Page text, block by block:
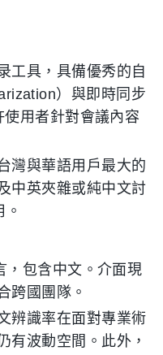
工具，具備優秀的自
）與即時同步
用者針對會議內容
灣與華語用戶最大的
中英夾雜或純中文討
，包含中文。介面現
跨國團隊。
辨識率在面對專業術
有波動空間。此外，